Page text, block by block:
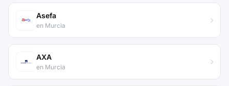
Asefa
en Murcia
AXA
en Murcia